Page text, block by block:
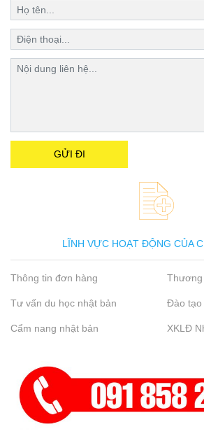
LĨNH VỰC HOẠT ĐỘNG CỦA
Thông tin đơn hàng Thương
Tư vấn du học nhật bản Đào tạo
Cẩm nang nhật bản XKLĐ